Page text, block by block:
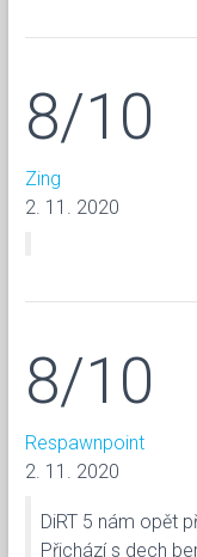
8/10
Zing
2. 11. 2020
8/10
Respawnpoint
2. 11. 2020
DiRT 5 nám opět
Přichází s dech